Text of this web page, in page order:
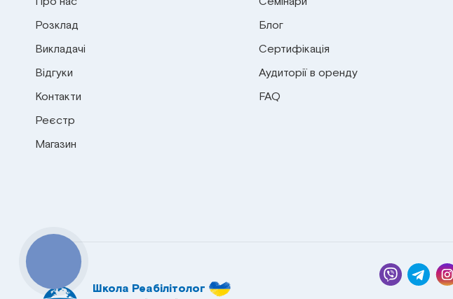
Розклад
Викладачі
Відгуки
Контакти
Реєстр
Магазин
Блог
Сертифікація
Аудиторії в оренду
FAQ
Школа Реабілітолог